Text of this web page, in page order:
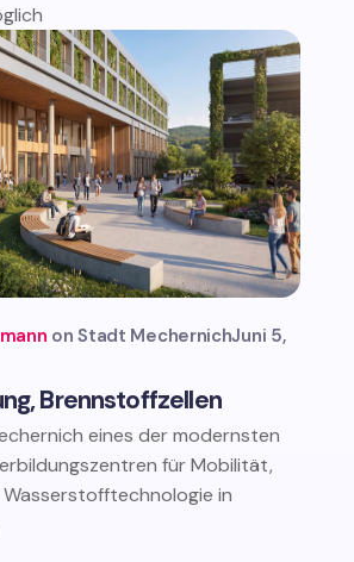
Brennstoffzellen
Stadt MechernichJuni 5,
eines der modernsten
für Mobilität,
in